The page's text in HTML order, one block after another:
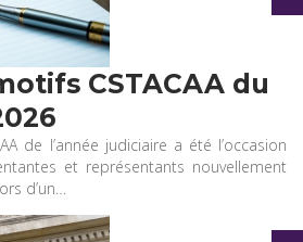
CSTACAA du
de l’année judiciaire a été l’occasion
et représentants nouvellement
d’un…